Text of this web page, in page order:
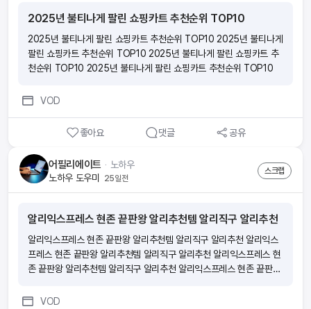
2025년 불티나게 팔린 쇼핑카트 추천순위 TOP10
2025년 불티나게 팔린 쇼핑카트 추천순위 TOP10 2025년 불티나게
팔린 쇼핑카트 추천순위 TOP10 2025년 불티나게 팔린 쇼핑카트 추
천순위 TOP10 2025년 불티나게 팔린 쇼핑카트 추천순위 TOP10
VOD
좋아요 댓글 공유
어필리에이트 ᆞ 노하우
노하우 도우미
25일전
스크랩
알리익스프레스 현존 끝판왕 알리추천템 알리직구 알리추천
알리익스프레스 현존 끝판왕 알리추천템 알리직구 알리추천 알리익스
프레스 현존 끝판왕 알리추천템 알리직구 알리추천 알리익스프레스 현
존 끝판왕 알리추천템 알리직구 알리추천 알리익스프레스 현존 끝판왕
VOD